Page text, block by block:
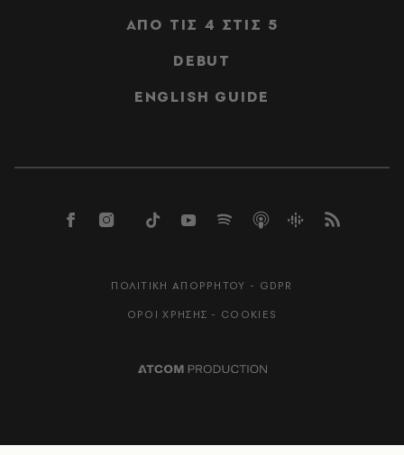
ΑΠΟ ΤΙΣ 4 ΣΤΙΣ 5
DEBUT
ENGLISH GUIDE
ΠΟΛΙΤΙΚΗ ΑΠΟΡΡΗΤΟΥ - GDPR
ΟΡΟΙ ΧΡΗΣΗΣ - COOKIES